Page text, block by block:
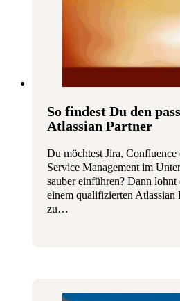
So findest Du den
Atlassian Partner
Du möchtest Jira, Confluence
Service Management im
sauber einführen? Dann lohnt
einem qualifizierten Atlassian
zu…